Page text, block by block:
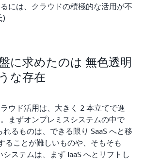
には、クラウドの積極的な活用が不
)
に求めたのは 無色透明
な存在
ウド活用は、大きく 2 本立てで進
まずオンプレミスシステムの中で
れるものは、できる限り SaaS へと移
ることが難しいものや、そもそも
システムは、まず IaaS へとリフトし